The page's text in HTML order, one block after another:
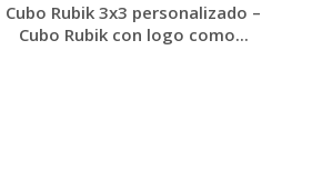
Cubo Rubik 3x3 personalizado –
Cubo Rubik con logo como...